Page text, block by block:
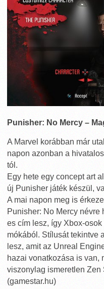
Punisher: No Mercy –
A Marvel korábban már
napon azonban a
tól.
Egy hete egy concept art
új Punisher játék készül,
A mai napon meg is
Punisher: No Mercy
es cím lesz, így Xbox-
mókából. Stílusát tekintve
lesz, amit az Unreal
hazai vonatkozása is van,
viszonylag ismeretlen Zen
(gamestar.hu)